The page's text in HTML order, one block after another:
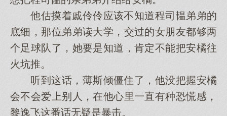
他估摸着戚伶伶应该不知道程司韫弟弟的
底细，那位弟弟读大学，交过的女朋友都够两
个足球队了，她要是知道，肯定不能把安橘往
火坑推。
听到这话，薄斯倾僵住了，他没把握安橘
会不会爱上别人，在他心里一直有种恐慌感，
黎逸飞这番话无疑是暴击。